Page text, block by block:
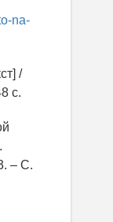
na-
/
с.
– С.